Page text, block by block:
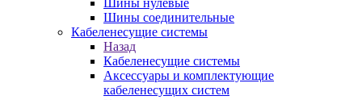
Шины нулевые
Шины соединительные
Кабеленесущие системы
Назад
Кабеленесущие системы
Аксессуары и комплектующие
кабеленесущих систем